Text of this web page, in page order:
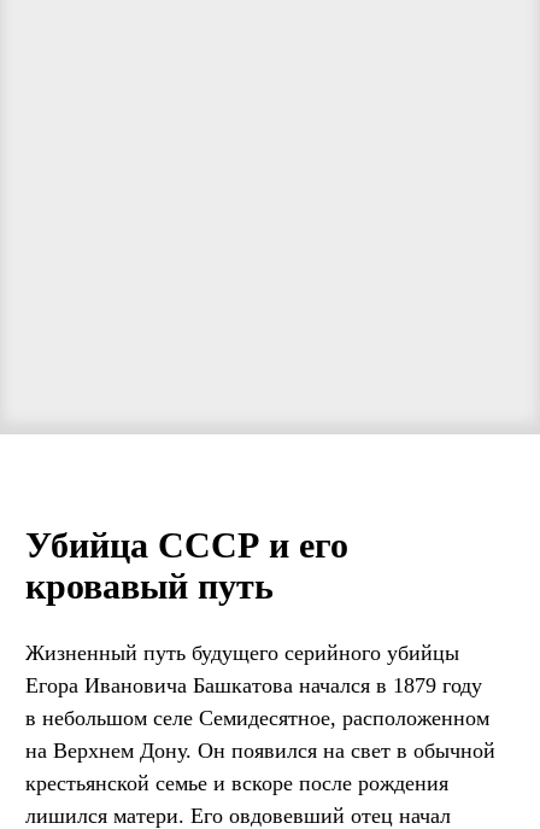
Убийца СССР и его
кровавый путь
Жизненный путь будущего серийного убийцы
Егора Ивановича Башкатова начался в 1879 году
в небольшом селе Семидесятное, расположенном
на Верхнем Дону. Он появился на свет в обычной
крестьянской семье и вскоре после рождения
лишился матери. Его овдовевший отец начал